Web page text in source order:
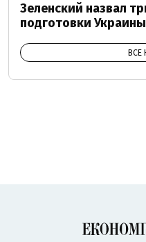
Зеленский назвал
подготовки
ВСЕ